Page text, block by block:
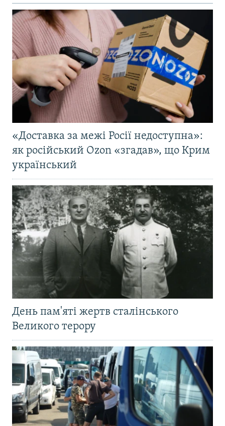
«Доставка за межі Росії недоступна»:
як російський Ozon «згадав», що Крим
український
День пам'яті жертв сталінського
Великого терору